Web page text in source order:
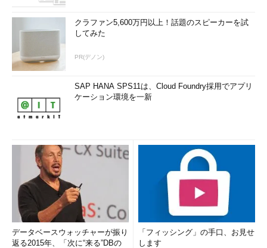
クラファン5,600万円以上！話題のスピーカーを試
してみた
PR(デノン)
SAP HANA SPS11は、Cloud Foundry採用でアプリ
ケーション環境を一新
データベースウォッチャーが振り
返る2015年、「次に“来る”DBの
「フィッシング」の手口、お見せ
します